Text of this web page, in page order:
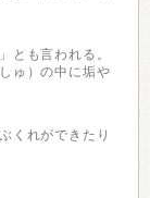
とも言われる。
ゅ）の中に垢や
くれができたり